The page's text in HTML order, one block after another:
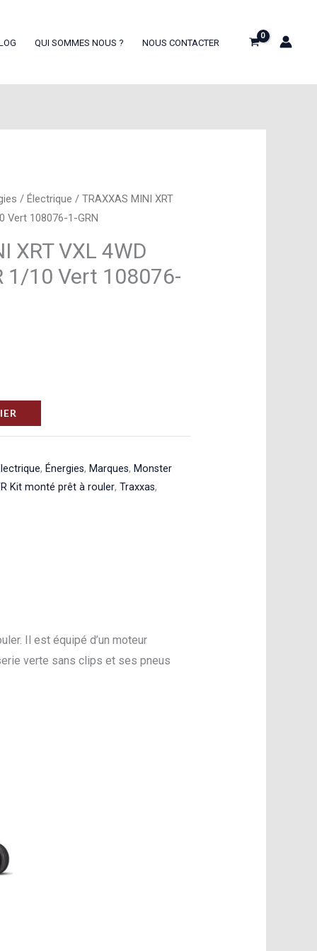
QUI SOMMES NOUS ? NOUS CONTACTER
/Électrique / TRAXXAS MINI XRT
Vert 108076-1-GRN
XRT VXL 4WD
1/10 Vert 108076-
, Énergies, Marques, Monster
Kit monté prêt à rouler,Traxxas,
Il est équipé d’un moteur
verte sans clips et ses pneus